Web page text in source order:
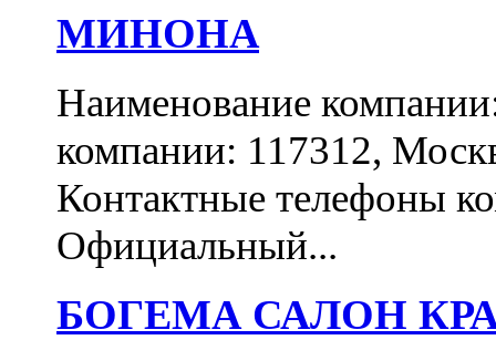
МИНОНА
Наименование
компании: 117312,
Контактные телефоны
Официальный...
БОГЕМА САЛОН